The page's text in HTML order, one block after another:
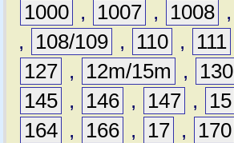
1000 , 1007 , 1008 ,
,
108/109 , 110 , 111
127 , 12m/15m , 130
145 , 146 , 147 , 15
164 , 166 , 17 , 170